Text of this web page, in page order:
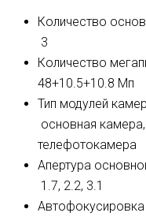
Количество
3
Количество
48+10.5+10.8 Мп
Тип модулей
основная
телефотокамера
Апертура
1.7, 2.2, 3.1